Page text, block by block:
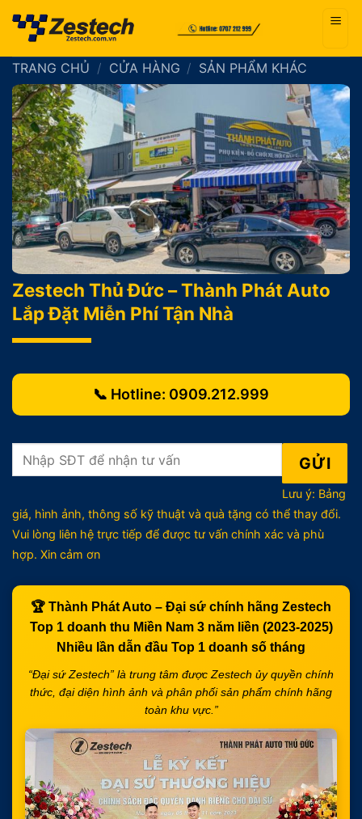
qua
dung
TRANG CHỦ / CỬA HÀNG / SẢN PHẨM KHÁC
Zestech Thủ Đức – Thành Phát Auto
Lắp Đặt Miễn Phí Tận Nhà
📞 Hotline: 0909.212.999
Lưu ý: Bảng
giá, hình ảnh, thông số kỹ thuật và quà tặng có thể thay đổi.
Vui lòng liên hệ trực tiếp để được tư vấn chính xác và phù
hợp. Xin cảm ơn
🏆 Thành Phát Auto – Đại sứ chính hãng Zestech
Top 1 doanh thu Miền Nam 3 năm liền (2023-2025)
Nhiều lần dẫn đầu Top 1 doanh số tháng
“Đại sứ Zestech” là trung tâm được Zestech ủy quyền chính
thức, đại diện hình ảnh và phân phối sản phẩm chính hãng
toàn khu vực.”